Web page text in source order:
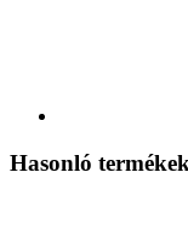
Hasonló termékek